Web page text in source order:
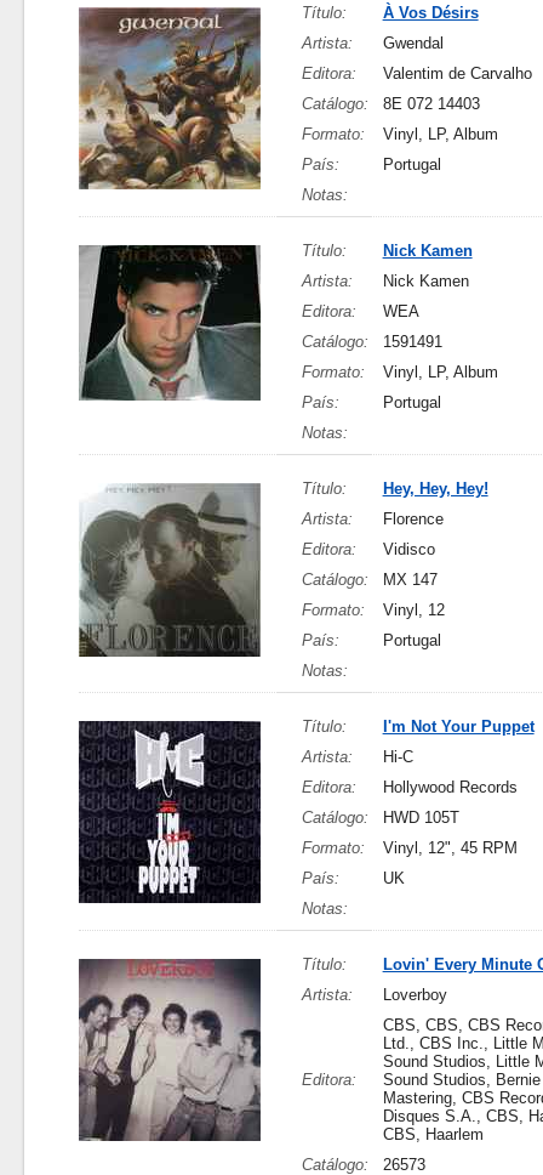
Título:
À Vos Désirs
Artista:
Gwendal
Editora:
Valentim de Carvalho
Catálogo:
8E 072 14403
Formato:
Vinyl, LP, Album
País:
Portugal
Notas:
Título:
Nick Kamen
Artista:
Nick Kamen
Editora:
WEA
Catálogo:
1591491
Formato:
Vinyl, LP, Album
País:
Portugal
Notas:
Título:
Hey, Hey, Hey!
Artista:
Florence
Editora:
Vidisco
Catálogo:
MX 147
Formato:
Vinyl, 12
País:
Portugal
Notas:
Título:
I'm Not Your Puppet
Artista:
Hi-C
Editora:
Hollywood Records
Catálogo:
HWD 105T
Formato:
Vinyl, 12", 45 RPM
País:
UK
Notas:
Título:
Lovin' Every Minute
Artista:
Loverboy
Editora:
CBS, CBS, CBS
Ltd., CBS Inc., Little
Sound Studios, Little
Sound Studios,
Mastering, CBS
Disques S.A., CBS,
CBS, Haarlem
Catálogo:
26573